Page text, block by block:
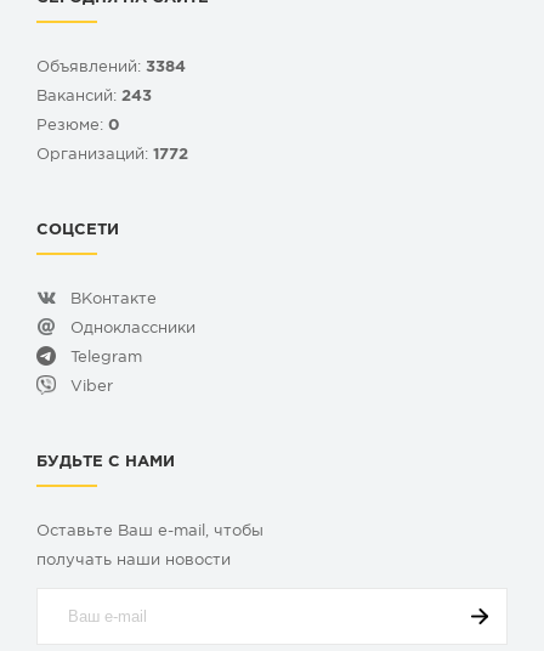
Объявлений: 3384
Вакансий: 243
Резюме: 0
Организаций: 1772
СОЦСЕТИ
ВКонтакте
Одноклассники
Telegram
Viber
БУДЬТЕ С НАМИ
Оставьте Ваш e-mail, чтобы
получать наши новости